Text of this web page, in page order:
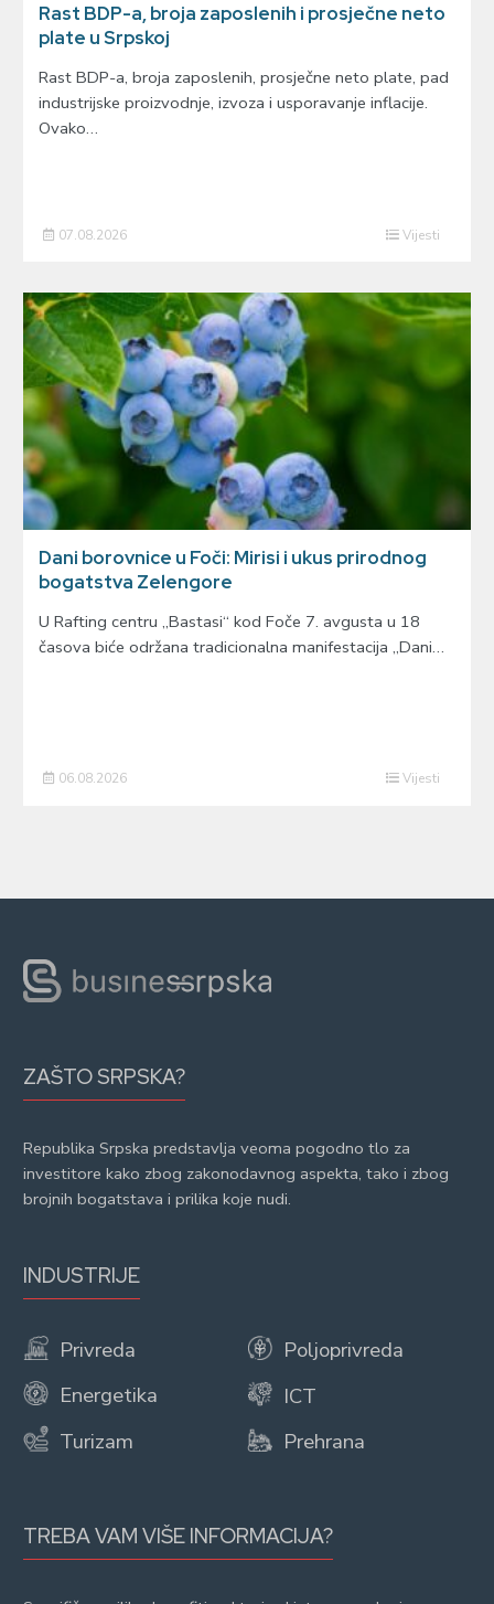
Rast BDP-a, broja zaposlenih i prosječne neto
plate u Srpskoj
Rast BDP-a, broja zaposlenih, prosječne neto plate, pad
industrijske proizvodnje, izvoza i usporavanje inflacije.
Ovako…
07.08.2026 Vijesti
Dani borovnice u Foči: Mirisi i ukus prirodnog
bogatstva Zelengore
U Rafting centru „Bastasi“ kod Foče 7. avgusta u 18
časova biće održana tradicionalna manifestacija „Dani…
06.08.2026 Vijesti
ZAŠTO SRPSKA?
Republika Srpska predstavlja veoma pogodno tlo za
investitore kako zbog zakonodavnog aspekta, tako i zbog
brojnih bogatstava i prilika koje nudi.
INDUSTRIJE
Privreda
Energetika
Turizam
Poljoprivreda
ICT
Prehrana
TREBA VAM VIŠE INFORMACIJA?